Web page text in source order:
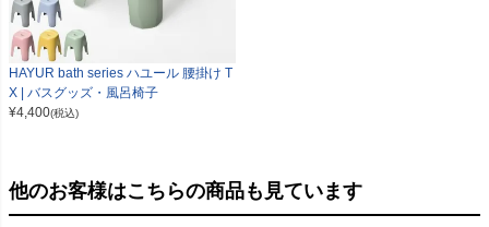
HAYUR bath series ハユール 腰掛け T
X | バスグッズ・風呂椅子
¥4,400(税込)
他のお客様はこちらの商品も見ています